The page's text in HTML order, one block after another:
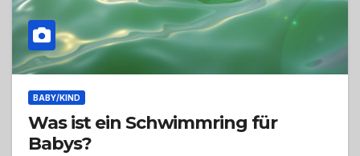
BABY/KIND
Was ist ein Schwimmring für
Babys?